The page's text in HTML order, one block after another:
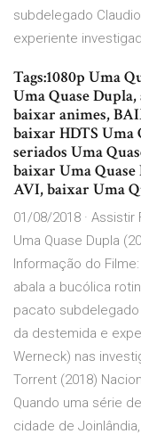
subdelegado
experiente
Tags:1080p Uma
Uma Quase
baixar animes,
baixar HDTS Uma
seriados Uma
baixar Uma
AVI, baixar Uma
01/08/2018 ·
Uma Quase Dupla
Informação do
abala a bucólica
pacato subdelegado
da destemida e
Werneck) nas
Torrent (2018)
Quando uma série
cidade de